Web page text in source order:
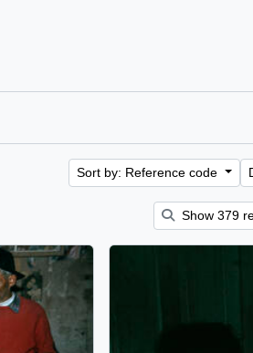
Sort by: Reference code
Show 379